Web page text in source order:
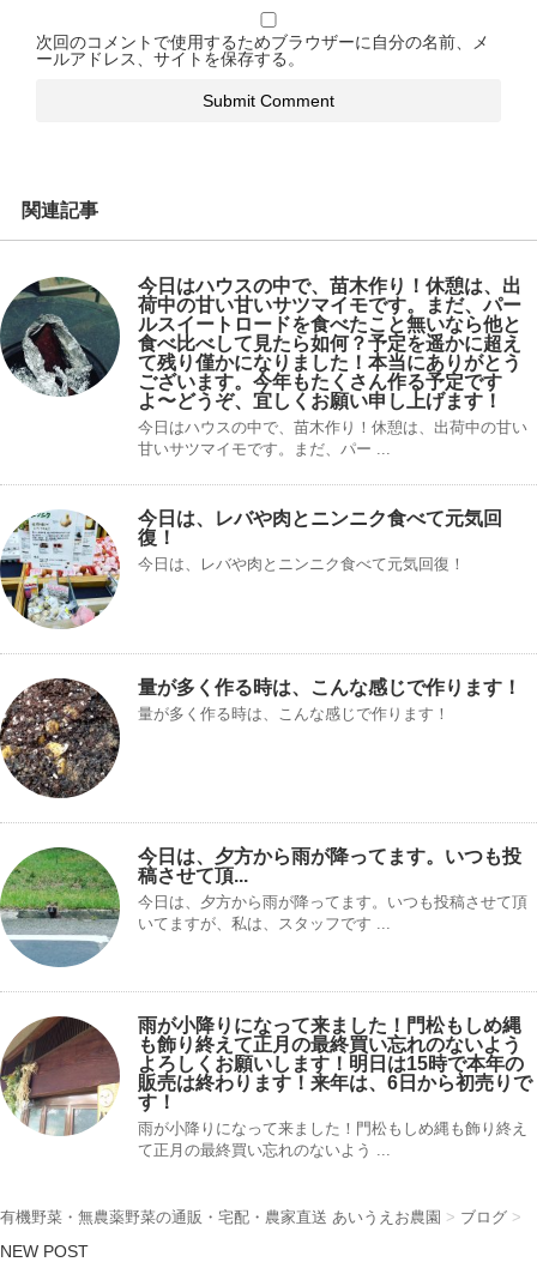
次回のコメントで使用するためブラウザーに自分の名前、メ
ールアドレス、サイトを保存する。
関連記事
今日はハウスの中で、苗木作り！休憩は、出
荷中の甘い甘いサツマイモです。まだ、パー
ルスイートロードを食べたこと無いなら他と
食べ比べして見たら如何？予定を遥かに超え
て残り僅かになりました！本当にありがとう
ございます。今年もたくさん作る予定です
よ〜どうぞ、宜しくお願い申し上げます！
今日はハウスの中で、苗木作り！休憩は、出荷中の甘い
甘いサツマイモです。まだ、パー ...
今日は、レバや肉とニンニク食べて元気回
復！
今日は、レバや肉とニンニク食べて元気回復！
量が多く作る時は、こんな感じで作ります！
量が多く作る時は、こんな感じで作ります！
今日は、夕方から雨が降ってます。いつも投
稿させて頂...
今日は、夕方から雨が降ってます。いつも投稿させて頂
いてますが、私は、スタッフです ...
雨が小降りになって来ました！門松もしめ縄
も飾り終えて正月の最終買い忘れのないよう
よろしくお願いします！明日は15時で本年の
販売は終わります！来年は、6日から初売りで
す！
雨が小降りになって来ました！門松もしめ縄も飾り終え
て正月の最終買い忘れのないよう ...
有機野菜・無農薬野菜の通販・宅配・農家直送 あいうえお農園 > ブログ >
NEW POST